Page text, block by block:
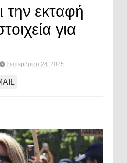
την εκταφή
για
Σεπτεμβρίου 24, 2025